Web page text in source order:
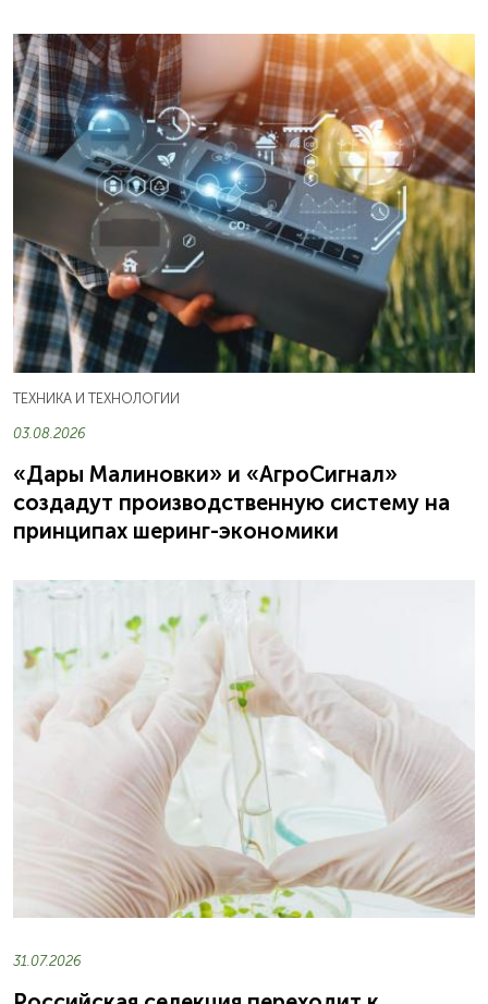
ТЕХНИКА И ТЕХНОЛОГИИ
03.08.2026
«Дары Малиновки» и «АгроСигнал»
создадут производственную систему на
принципах шеринг-экономики
31.07.2026